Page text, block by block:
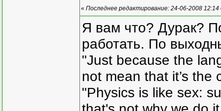
}
{
}
}
private
bool
static int
« Последнее редактирование: 24-06-2008
Я вам что? Дурак?
работать. По
"Just because the
not mean that it’s the
"Physics is like sex: